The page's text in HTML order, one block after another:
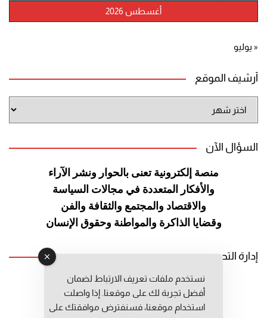
أغسطس 2026
« يوليو
أرشيف الموقع
الموقع
السؤال الآن
منصة إلكترونية تعنى بالحوار ونشر الآراء
والأفكار المتعددة في مجالات السياسة
والاقتصاد والمجتمع والثقافة والفن
وقضايا الذاكرة والمواطنة وحقوق الإنسان
إدارة التحرير
رئيس التحرير: عبد الرحيم التوراني
رئيس التحرير المساعد: المعطي قبال
نستخدم ملفات تعريف الارتباط لضمان
أفضل تجربة لك على موقعنا. إذا واصلت
استخدام موقعنا، فسنفترض موافقتك على